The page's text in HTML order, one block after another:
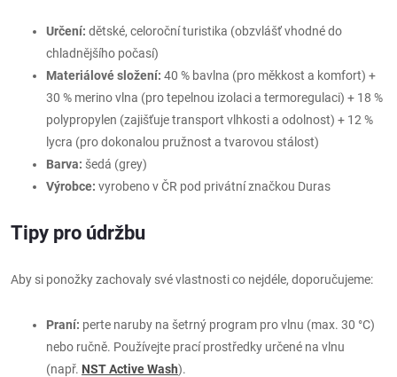
Určení: dětské, celoroční turistika (obzvlášť vhodné do
chladnějšího počasí)
Materiálové složení: 40 % bavlna (pro měkkost a komfort) +
30 % merino vlna (pro tepelnou izolaci a termoregulaci) + 18 %
polypropylen (zajišťuje transport vlhkosti a odolnost) + 12 %
lycra (pro dokonalou pružnost a tvarovou stálost)
Barva: šedá (grey)
Výrobce: vyrobeno v ČR pod privátní značkou Duras
Tipy pro údržbu
Aby si ponožky zachovaly své vlastnosti co nejdéle, doporučujeme:
Praní: perte naruby na šetrný program pro vlnu (max. 30 °C)
nebo ručně. Používejte prací prostředky určené na vlnu
(např. NST Active Wash).